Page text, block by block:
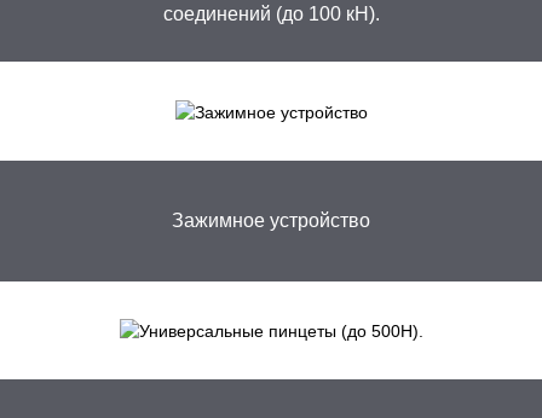
соединений (до 100 кН).
Зажимное устройство